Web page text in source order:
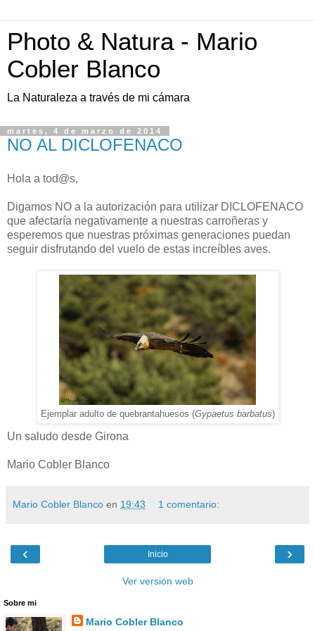
Photo & Natura - Mario
Cobler Blanco
La Naturaleza a través de mi cámara
martes, 4 de marzo de 2014
NO AL DICLOFENACO
Hola a tod@s,
Digamos NO a la autorización para utilizar DICLOFENACO
que afectaría negativamente a nuestras carroñeras y
esperemos que nuestras próximas generaciones puedan
seguir disfrutando del vuelo de estas increíbles aves.
Ejemplar adulto de quebrantahuesos (Gypaetus barbatus)
Un saludo desde Girona
Mario Cobler Blanco
Mario Cobler Blanco en 19:43 1 comentario:
‹ ›
Inicio
Ver versión web
Sobre mi
Mario Cobler Blanco